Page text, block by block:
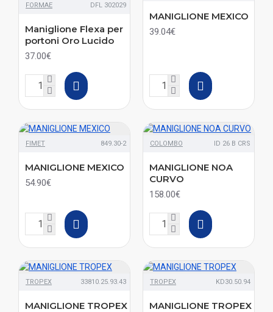
FORMAE DFL 302029
Maniglione Flexa per
portoni Oro Lucido
37.00€
MANIGLIONE MEXICO
39.04€
FIMET 849.30-2
MANIGLIONE MEXICO
54.90€
COLOMBO ID 26 B CRS
MANIGLIONE NOA
CURVO
158.00€
TROPEX 33810.25.93.43
MANIGLIONE TROPEX
TROPEX KD30.50.94
MANIGLIONE TROPEX